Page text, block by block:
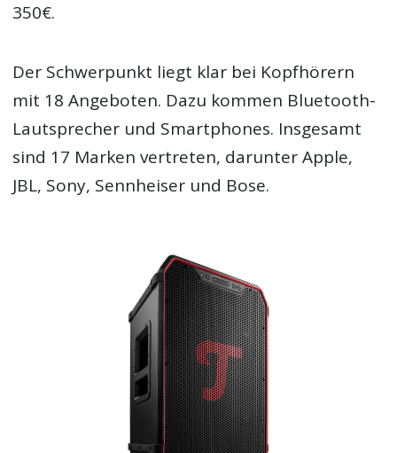
350€.
Der Schwerpunkt liegt klar bei Kopfhörern
mit 18 Angeboten. Dazu kommen Bluetooth-
Lautsprecher und Smartphones. Insgesamt
sind 17 Marken vertreten, darunter Apple,
JBL, Sony, Sennheiser und Bose.